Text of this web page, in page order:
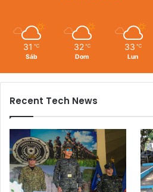
31 ℃
Sáb
32 ℃
Dom
33 ℃
Lun
Recent Tech News